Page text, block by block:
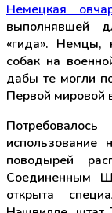
Немецкая
выполнявшей
«гида». Немцы,
собак на
дабы те могли
Первой мировой
использование
поводырей
Соединенным
открыта